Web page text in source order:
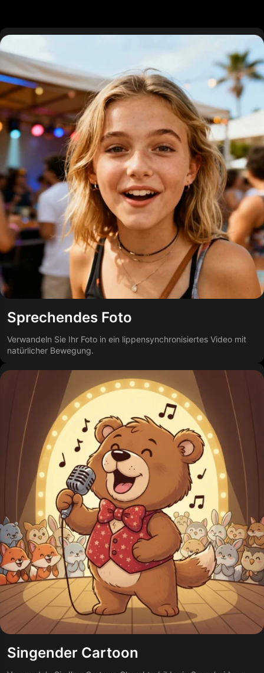
Sprechendes Foto
Verwandeln Sie Ihr Foto in ein lippensynchronisiertes Video mit
natürlicher Bewegung.
Singender Cartoon